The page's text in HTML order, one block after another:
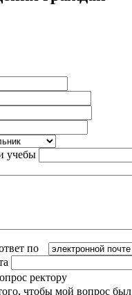
учебы
по
ректору
чтобы мой вопрос был